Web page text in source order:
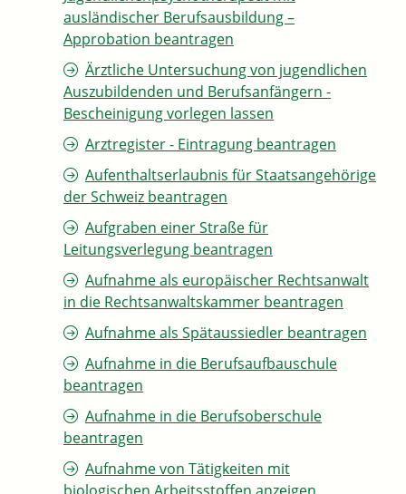
ausländischer Berufsausbildung –
Approbation beantragen
Ärztliche Untersuchung von jugendlichen
Auszubildenden und Berufsanfängern -
Bescheinigung vorlegen lassen
Arztregister - Eintragung beantragen
Aufenthaltserlaubnis für Staatsangehörige
der Schweiz beantragen
Aufgraben einer Straße für
Leitungsverlegung beantragen
Aufnahme als europäischer Rechtsanwalt
in die Rechtsanwaltskammer beantragen
Aufnahme als Spätaussiedler beantragen
Aufnahme in die Berufsaufbauschule
beantragen
Aufnahme in die Berufsoberschule
beantragen
Aufnahme von Tätigkeiten mit